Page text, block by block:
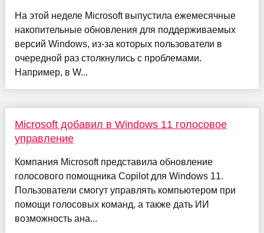
На этой неделе Microsoft выпустила ежемесячные
накопительные обновления для поддерживаемых
версий Windows, из-за которых пользователи в
очередной раз столкнулись с проблемами.
Например, в W...
Microsoft добавил в Windows 11 голосовое
управление
Компания Microsoft представила обновление
голосового помощника Copilot для Windows 11.
Пользователи смогут управлять компьютером при
помощи голосовых команд, а также дать ИИ
возможность ана...